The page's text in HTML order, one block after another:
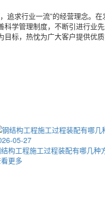
追求行业一流”的经营理念。在
科学管理制度，不断引进行业
目标，热忱为广大客户提供优
法？